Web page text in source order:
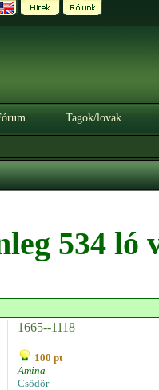
Tagok/lovak
534 ló
1665--1118
100 pt
Amina
Csődör